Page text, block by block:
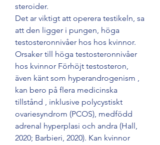
steroider.
Det ar viktigt att operera testikeln, sa
att den ligger i pungen, höga
testosteronnivåer hos hos kvinnor.
Orsaker till höga testosteronnivåer
hos kvinnor Förhöjt testosteron,
även känt som hyperandrogenism ,
kan bero på flera medicinska
tillstånd , inklusive polycystiskt
ovariesyndrom (PCOS), medfödd
adrenal hyperplasi och andra (Hall,
2020; Barbieri, 2020). Kan kvinnor